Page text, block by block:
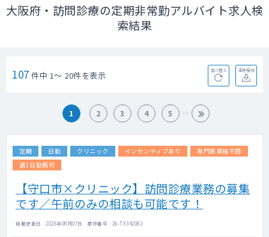
大阪府・訪問診療の定期非常勤アルバイト求人検
索結果
107 件中 1～ 20件を表示 並べ替え 条件保存
1 2 3 4 5
定期 日勤 クリニック インセンティブあり
専門医資格不問
週1日勤務可
【守口市×クリニック】訪問診療業務の募集
です／午前のみの相談も可能です！
掲載更新日 : 2026年08月07日 案件番号 : 26-TX342083